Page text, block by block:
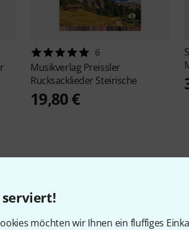
möchten wir Ihnen ein fluffiges
6
Musikverlag Preissler
Rucksacklieder Steirische
19,80 €